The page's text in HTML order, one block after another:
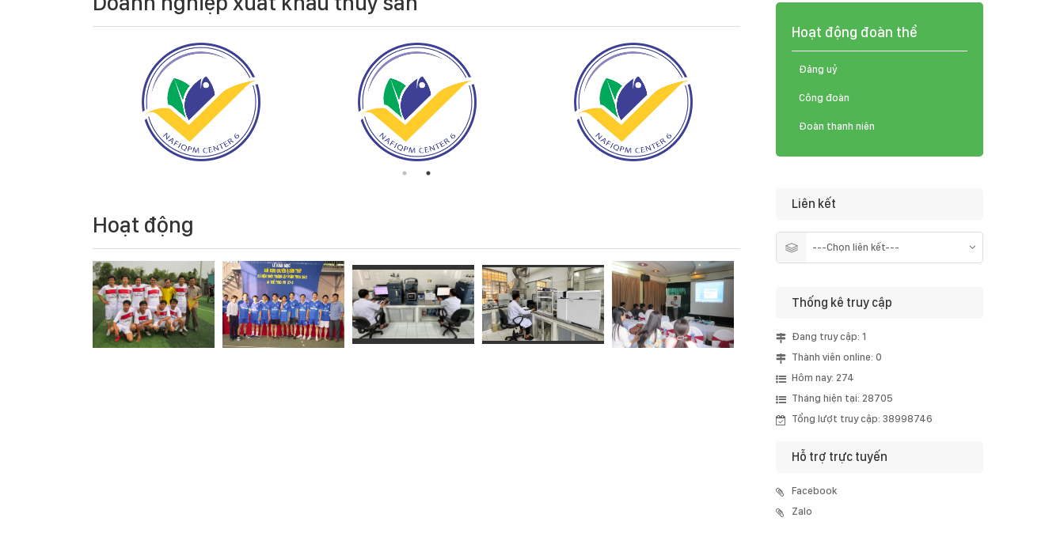
Hoạt động
Hoạt động đoàn thể
Đảng uỷ
Công đoàn
Đoàn thanh niên
Liên kết
Thống kê truy cập
Đang truy cập: 1
Thành viên online: 0
Hôm nay: 274
Tháng hiện tại: 28705
Tổng lượt truy cập: 38998746
Hỗ trợ trực tuyến
Facebook
Zalo